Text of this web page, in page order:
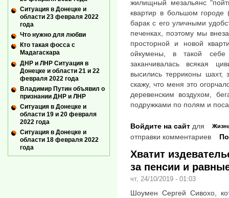
жилищный мезальянс
квартир в большом городе
барак с его уличными
печенках, поэтому мы
просторной и новой
ойкумены, в такой
заканчивалась всякая
высились терриконы шахт,
скажу, что меня это
деревенским воздухом,
подружками по полям и
Войдите на сайт для
отправки комментариев
Хватит
за пенсии и
чт, 24/10/2019 - 01:03
Шоумен Сергей Сивохо,
Ситуация в Донецке и
области 23 февраля 2022
года
Что нужно для любви
Кто такая фосса с
Мадагаскара
ДНР и ЛНР Ситуация в
Донецке и области 21 и 22
февраля 2022 года
Владимир Путин объявил о
признании ДНР и ЛНР
Ситуация в Донецке и
области 19 и 20 февраля
2022 года
Ситуация в Донецке и
области 18 февраля 2022
года